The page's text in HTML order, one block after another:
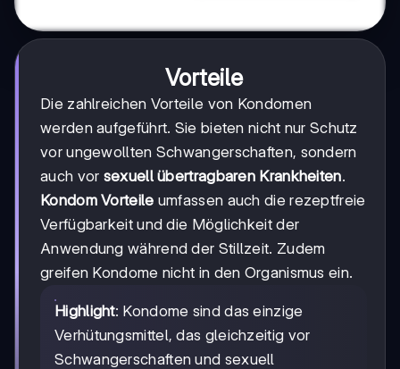
Vorteile
Die zahlreichen Vorteile von Kondomen
werden aufgeführt. Sie bieten nicht nur Schutz
vor ungewollten Schwangerschaften, sondern
auch vor sexuell übertragbaren Krankheiten.
Kondom Vorteile umfassen auch die rezeptfreie
Verfügbarkeit und die Möglichkeit der
Anwendung während der Stillzeit. Zudem
greifen Kondome nicht in den Organismus ein.
Highlight: Kondome sind das einzige
Verhütungsmittel, das gleichzeitig vor
Schwangerschaften und sexuell